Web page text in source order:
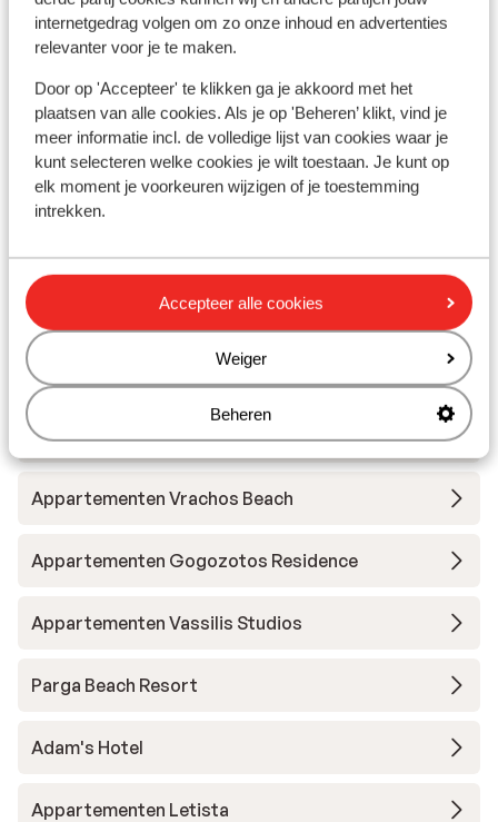
internetgedrag volgen om zo onze inhoud en advertenties
relevanter voor je te maken.
Door op 'Accepteer' te klikken ga je akkoord met het
plaatsen van alle cookies. Als je op 'Beheren’ klikt, vind je
meer informatie incl. de volledige lijst van cookies waar je
kunt selecteren welke cookies je wilt toestaan. Je kunt op
elk moment je voorkeuren wijzigen of je toestemming
intrekken.
Accepteer alle cookies
Weiger
Beheren
Appartementen Donatos
Elix Hotel, Mar-Bella Collection
Hotel Maistrali
Hotel & Suites Scarabeo
Postman's House - Aparthotel
Appartementen Vrachos Beach
Appartementen Gogozotos Residence
Appartementen Vassilis Studios
Parga Beach Resort
Adam's Hotel
Appartementen Letista